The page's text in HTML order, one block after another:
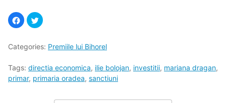
Categories: Premiile lui Bihorel
Tags: directia economica, ilie bolojan, investitii, mariana dragan,
primar, primaria oradea, sanctiuni